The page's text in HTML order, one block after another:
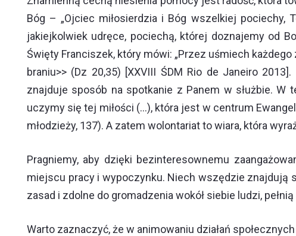
Bóg – „Ojciec miłosierdzia i Bóg wszelkiej
jakiejkolwiek udręce, pociechą, której doznajemy od
Święty Franciszek, który mówi: „Przez uśmiech
braniu>> (Dz 20,35) [XXVIII ŚDM Rio de Janeiro
znajduje sposób na spotkanie z Panem w służbie.
uczymy się tej miłości (…), która jest w centrum
młodzieży, 137). A zatem wolontariat to wiara, która
Pragniemy, aby dzięki bezinteresownemu
miejscu pracy i wypoczynku. Niech wszędzie znajdują
zasad i zdolne do gromadzenia wokół siebie ludzi,
Warto zaznaczyć, że w animowaniu działań